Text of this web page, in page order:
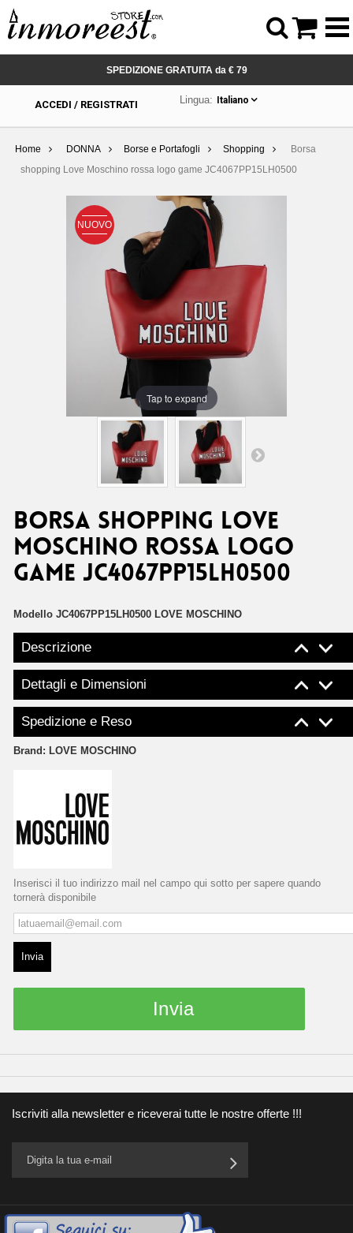
SPEDIZIONE GRATUITA da € 79
ACCEDI / REGISTRATI Lingua: Italiano
Home DONNA Borse e Portafogli Shopping
Borsa
shopping Love Moschino rossa logo game JC4067PP15LH0500
NUOVO
Tap to expand
Borsa shopping Love
Moschino rossa logo
game JC4067PP15LH0500
Modello JC4067PP15LH0500 LOVE MOSCHINO
Descrizione
Dettagli e Dimensioni
Spedizione e Reso
Brand: LOVE MOSCHINO
Inserisci il tuo indirizzo mail nel campo qui sotto per sapere quando
tornerà disponibile
Invia
Invia
Iscriviti alla newsletter e riceverai tutte le nostre offerte !!!
 